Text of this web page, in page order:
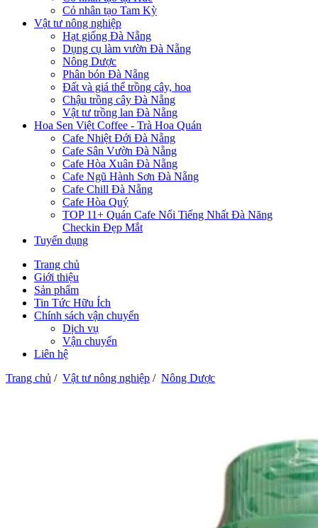
Cỏ nhân tạo Tam Kỳ
Vật tư nông nghiệp
Hạt giống Đà Nẵng
Dụng cụ làm vườn Đà Nẵng
Nông Dược
Phân bón Đà Nẵng
Đất và giá thể trồng cây, hoa
Chậu trồng cây Đà Nẵng
Vật tư trồng lan Đà Nẵng
Hoa Sen Việt Coffee - Trà Hoa Quán
Cafe Nhiệt Đới Đà Nẵng
Cafe Sân Vườn Đà Nẵng
Cafe Hòa Xuân Đà Nẵng
Cafe Ngũ Hành Sơn Đà Nẵng
Cafe Chill Đà Nẵng
Cafe Hòa Quý
TOP 11+ Quán Cafe Nổi Tiếng Nhất Đà Năng
Checkin Đẹp Mắt
Tuyển dụng
Trang chủ
Giới thiệu
Sản phẩm
Tin Tức Hữu Ích
Chính sách vận chuyển
Dịch vụ
Vận chuyển
Liên hệ
Trang chủ / Vật tư nông nghiệp / Nông Dược